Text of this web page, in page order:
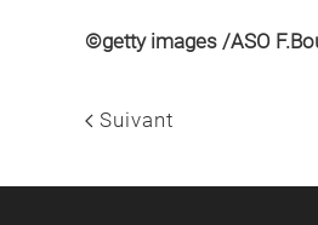
©getty images /ASO
Suivant